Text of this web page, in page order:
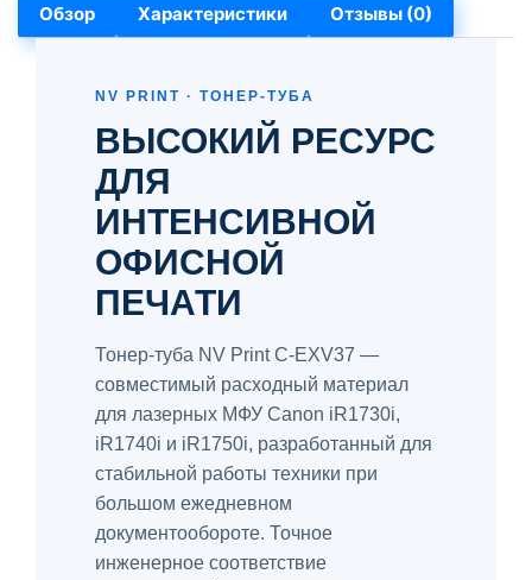
Обзор Характеристики Отзывы (0)
NV PRINT · ТОНЕР-ТУБА
ВЫСОКИЙ РЕСУРС
ДЛЯ
ИНТЕНСИВНОЙ
ОФИСНОЙ
ПЕЧАТИ
Тонер-туба NV Print C-EXV37 —
совместимый расходный материал
для лазерных МФУ Canon iR1730i,
iR1740i и iR1750i, разработанный для
стабильной работы техники при
большом ежедневном
документообороте. Точное
инженерное соответствие